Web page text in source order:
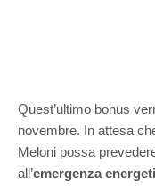
Quest’ultimo bonus
novembre. In attesa
Meloni possa
all’emergenza